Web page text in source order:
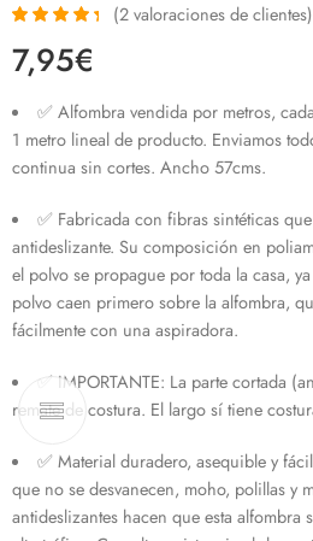
con4.50de
5 en base a
de clientes
(2valoraciones de clientes)
7,95€
✅ Alfombra vendida por metros,
1 metro lineal de producto. Enviamos
continua sin cortes. Ancho 57cms.
✅ Fabricada con fibras sintéticas
antideslizante. Su composición en
el polvo se propague por toda la casa,
polvo caen primero sobre la alfombra,
fácilmente con una aspiradora.
✅ IMPORTANTE: La parte cortada
remate de costura. El largo sí tiene
✅ Material duradero, asequible y
que no se desvanecen, moho, polillas y
antideslizantes hacen que esta alfombra